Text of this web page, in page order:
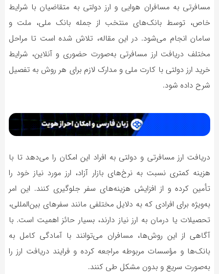
مسافرتی به مسافران هوایی و ارز دولتی به متقاضیان با شرایط
خاص، توسط بانک‌های منتخب از جمله بانک ملی، ملت و
سامان انجام می‌شود. در این مقاله، تلاش شده است تا مراحل
مختلف دریافت ارز مسافرتی به‌صورت حضوری و آنلاین، شرایط
خرید ارز دولتی با کارت ملی و مدارک لازم برای هر روش به تفصیل
شرح داده شود.
دریافت ارز مسافرتی و دولتی به افراد این امکان را می‌دهد تا با
هزینه کمتری نسبت به نرخ‌های بازار آزاد، ارز مورد نیاز خود را
تأمین کرده و از افزایش هزینه‌های سفر جلوگیری کنند. این امر
به‌ویژه برای افرادی که به دلایل مختلفی مانند سفرهای بین‌المللی،
تحصیلات یا درمان به ارز نیاز دارند، بسیار حائز اهمیت است. با
آگاهی از این روش‌ها، مسافران می‌توانند با آمادگی کامل به
بانک‌ها و مؤسسات مربوطه مراجعه کرده و فرایند دریافت ارز را
به‌صورت سریع و بدون مشکل طی کنند.